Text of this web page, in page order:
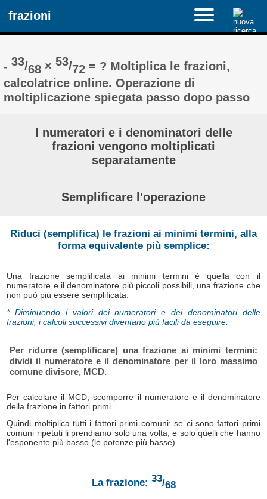
frazioni
-33/68 ×53/72 = ? Moltiplica le frazioni,
calcolatrice online. Operazione di
moltiplicazione spiegata passo dopo passo
I numeratori e i denominatori delle
frazioni vengono moltiplicati
separatamente
Semplificare l'operazione
Riduci (semplifica) le frazioni ai minimi termini, alla
forma equivalente più semplice:
Una frazione semplificata ai minimi termini è quella con il
numeratore e il denominatore più piccoli possibili, una frazione che
non può più essere semplificata.
* Diminuendo i valori dei numeratori e dei denominatori delle
frazioni, i calcoli successivi diventano più facili da eseguire.
Per ridurre (semplificare) una frazione ai minimi termini:
dividi il numeratore e il denominatore per il loro massimo
comune divisore, MCD.
Per calcolare il MCD, scomporre il numeratore e il denominatore
della frazione in fattori primi.
Quindi moltiplica tutti i fattori primi comuni: se ci sono fattori primi
comuni ripetuti li prendiamo solo una volta, e solo quelli che hanno
l'esponente più basso (le potenze più basse).
La frazione: 33/68